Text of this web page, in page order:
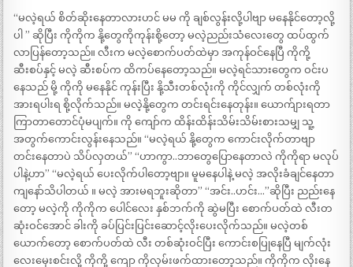
“မလဲ့ရယ် စိတ်ဆိုးနေတာလားဟင် မမ ကို ချစ်လွန်းလို့ပါဗျာ မနေနိုင်တော့လို့
ပါ ” ဆိုပြီး ကိုကိုက နို့တွေကိုကုန်းစို့တော့ မလဲ့ညည်းသံလေးတွေ ထပ်ထွက်
လာပြန်တော့သည်။ လီးက မလဲ့စောက်ပတ်ထဲမှာ အကုန်ဝင်နေပြီ ကိုကို့
ဆီးစပ်နှင့် မလဲ့ ဆီးစပ်က ထိကပ်နေတော့သည်။ မလဲ့ရင်သားတွေက ဝင်းပ
နေသည် မို့ ကိုကို မနေနိုင် ကုန်းပြီး နို့သီးတစ်လုံးကို ကိုင်လျှက် တစ်လုံးကို
အားရပါးရ စို့လိုက်သည်။ မလဲ့နို့တွေက တင်းရင်းနေတုန်း။ ယောက်ျားရတာ
ကြာတာတောင်ပုံမပျက်။ ကို ကျော်က ထိန်းထိန်းသိမ်းသိမ်းစားသမျှ သူ့
အတွက်ကောင်းလွန်းနေသည်။ “မလဲ့ရယ် နို့တွေက ကောင်းလိုက်တာဗျာ
တင်းနေတာပဲ သိပ်လှတယ်” “ဟာကွာ..ဘာတွေပြောနေတာလဲ ကိုကိုရာ မလုပ်
ပါနဲ့ဟာ” “မလဲ့ရယ် ပေးလိုက်ပါတော့ဗျာ။ မူမနေပါနဲ့ မလဲ့ အလိုးခံချင်နေတာ
ကျနော်သိပါတယ် ။ မလဲ့ အားမရဘူးဆိုတာ” “အင်း..ဟင်း…”ဆိုပြီး ညည်းနေ
တော့ မလဲ့ကို ကိုကိုက ပေါင်လေး နှစ်ဘက်ကို ဆွဲမပြီး စောက်ပတ်ထဲ လီးတ
ဆုံးဝင်အောင် ခါးကို ခပ်ပြင်းပြင်းဆောင့်လိုးပေးလိုက်သည်။ မလဲ့တစ်
ယောက်တော့ စောက်ပတ်ထဲ လီး တစ်ဆုံးဝင်ပြီး ကောင်းစပြုနေပြီ မျက်လုံး
လေးမှေးစင်းလို့ ကိုကို့ ကျော ကိုလှမ်းဖက်ထားတော့သည်။ ကိုကိုက လိုးနေ